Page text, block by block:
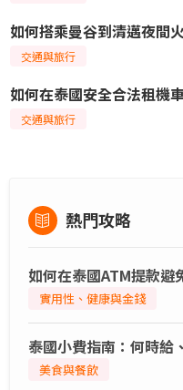
如何搭乘曼谷到清邁夜間
交通與旅行
如何在泰國安全合法租機
交通與旅行
熱門攻略
如何在泰國ATM提款避
實用性、健康與金錢
泰國小費指南：何時給
美食與餐飲